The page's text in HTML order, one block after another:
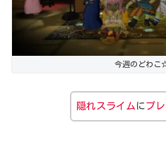
今週のどわこ
隠れスライム に プ